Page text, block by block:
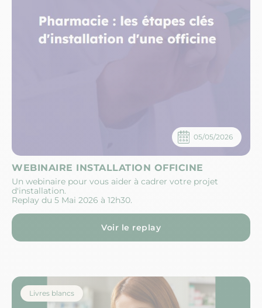
05/05/2026
WEBINAIRE INSTALLATION OFFICINE
Un webinaire pour vous aider à cadrer votre projet
d'installation.
Replay du 5 Mai 2026 à 12h30.
Voir le replay
Livres blancs